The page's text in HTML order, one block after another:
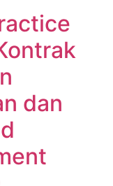
dan